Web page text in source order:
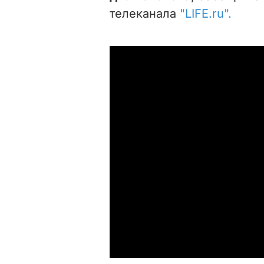
телеканала "LIFE.ru".